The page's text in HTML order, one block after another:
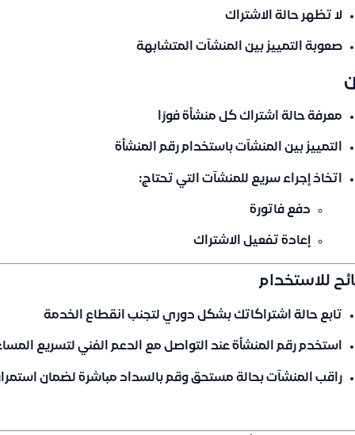
لا تظهر حالة الاشتراك
صعوبة التمييز بين المنشآت المتشابهة
معرفة حالة اشتراك كل منشأة فورًا
التمييز بين المنشآت باستخدام رقم المنشأة
اتخاذ إجراء سريع للمنشآت التي تحتاج:
دفع فاتورة
إعادة تفعيل الاشتراك
للاستخدام
تابع حالة اشتراكاتك بشكل دوري لتجنب انقطاع الخدمة
استخدم رقم المنشأةعند التواصل مع الدعم الفني لتسريع
راقب المنشآت بحالة مستحقوقم بالسداد مباشرة لضمان